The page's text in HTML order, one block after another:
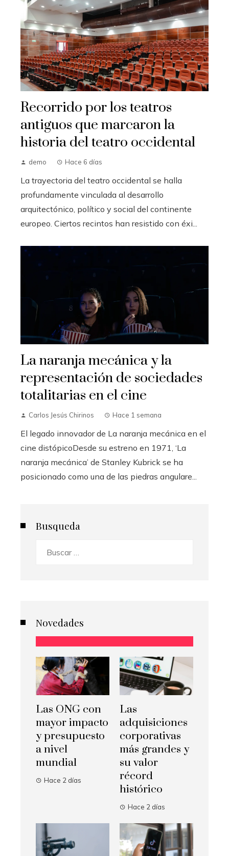
Recorrido por los teatros
antiguos que marcaron la
historia del teatro occidental
demo Hace 6 días
La trayectoria del teatro occidental se halla
profundamente vinculada al desarrollo
arquitectónico, político y social del continente
europeo. Ciertos recintos han resistido con éxi...
La naranja mecánica y la
representación de sociedades
totalitarias en el cine
Carlos Jesús Chirinos Hace 1 semana
El legado innovador de La naranja mecánica en el
cine distópicoDesde su estreno en 1971, ‘La
naranja mecánica’ de Stanley Kubrick se ha
posicionado como una de las piedras angulare...
Busqueda
Novedades
Las ONG con
mayor impacto
y presupuesto
a nivel
mundial
Hace 2 días
Las
adquisiciones
corporativas
más grandes y
su valor
récord
histórico
Hace 2 días